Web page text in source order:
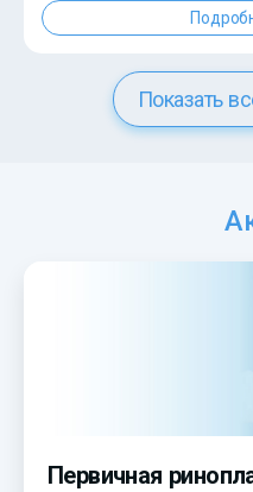
Показать
Первичная